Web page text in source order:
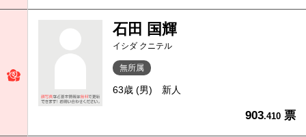
石田 国輝
イシダ クニテル
無所属
63歳 (男) 新人
903.410 票